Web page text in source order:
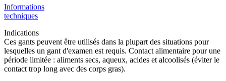
Informations
techniques
Indications
Ces gants peuvent être utilisés dans la plupart des situations pour
lesquelles un gant d'examen est requis. Contact alimentaire pour une
période limitée : aliments secs, aqueux, acides et alcoolisés (éviter le
contact trop long avec des corps gras).